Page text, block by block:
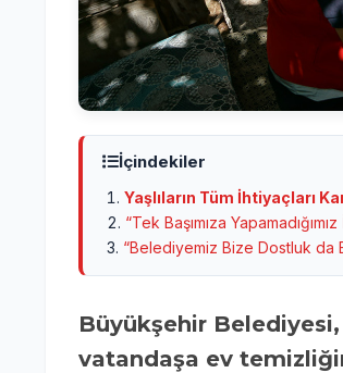
İçindekiler
Yaşlıların Tüm İhtiyaçları
“Tek Başımıza
“Belediyemiz Bize Dostluk da
Büyükşehir Belediyesi, evlerinde yalnız yaşayan ihtiyaç sahibi 65 yaş üstü 280
vatandaşa ev